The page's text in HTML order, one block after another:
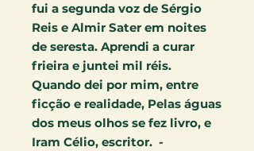
fui a segunda voz de Sérgio
Reis e Almir Sater em noites
de seresta. Aprendi a curar
frieira e juntei mil réis.
Quando dei por mim, entre
ficção e realidade, Pelas águas
dos meus olhos se fez livro, e
Iram Célio, escritor. -